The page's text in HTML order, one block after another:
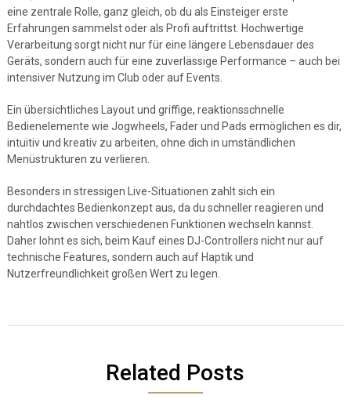
eine zentrale Rolle, ganz gleich, ob du als Einsteiger erste
Erfahrungen sammelst oder als Profi auftrittst. Hochwertige
Verarbeitung sorgt nicht nur für eine längere Lebensdauer des
Geräts, sondern auch für eine zuverlässige Performance – auch bei
intensiver Nutzung im Club oder auf Events.
Ein übersichtliches Layout und griffige, reaktionsschnelle
Bedienelemente wie Jogwheels, Fader und Pads ermöglichen es dir,
intuitiv und kreativ zu arbeiten, ohne dich in umständlichen
Menüstrukturen zu verlieren.
Besonders in stressigen Live-Situationen zahlt sich ein
durchdachtes Bedienkonzept aus, da du schneller reagieren und
nahtlos zwischen verschiedenen Funktionen wechseln kannst.
Daher lohnt es sich, beim Kauf eines DJ-Controllers nicht nur auf
technische Features, sondern auch auf Haptik und
Nutzerfreundlichkeit großen Wert zu legen.
Related Posts